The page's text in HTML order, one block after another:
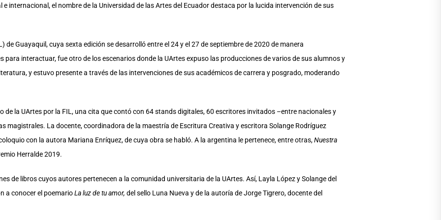
internacional, el nombre de la Universidad de las Artes del Ecuador destaca por la lucida intervención de sus
de Guayaquil, cuya sexta edición se desarrolló entre el 24 y el 27 de septiembre de 2020 de manera
para interactuar, fue otro de los escenarios donde la UArtes expuso las producciones de varios de sus alumnos y
y estuvo presente a través de las intervenciones de sus académicos de carrera y posgrado, moderando
de la UArtes por la FIL, una cita que contó con 64 stands digitales, 60 escritores invitados –entre nacionales y
magistrales. La docente, coordinadora de la maestría de Escritura Creativa y escritora Solange Rodríguez
con la autora Mariana Enríquez, de cuya obra se habló. A la argentina le pertenece, entre otras,Nuestra
Herralde 2019.
de libros cuyos autores pertenecen a la comunidad universitaria de la UArtes. Así, Layla López y Solange del
a conocer el poemarioLa luz de tu amor, del sello Luna Nueva y de la autoría de Jorge Tigrero, docente del